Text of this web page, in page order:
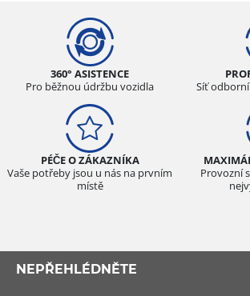
Letní (0)
Celoroční (0)
Typ vozidla
Všechny typy (0)
Osobní vůz (0)
4x4 (0)
Zemědělská technika (0)
360° ASISTENCE
Pro běžnou údržbu vozidla
Síť
PÉČE O ZÁKAZNÍKA
Vaše potřeby jsou u nás na prvním
místě
Provozní
NEPŘEHLÉDNĚTE